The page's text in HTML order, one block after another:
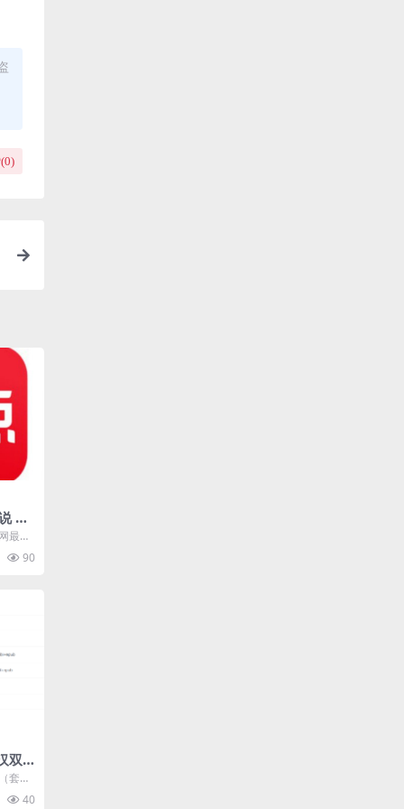
0)
排
最新
说
90
双
套装
鹅
40